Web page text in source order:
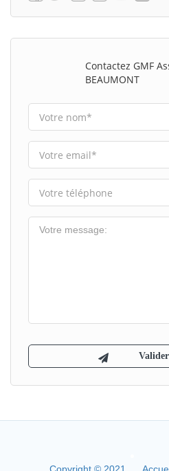
Contactez GMF
BEAUMONT